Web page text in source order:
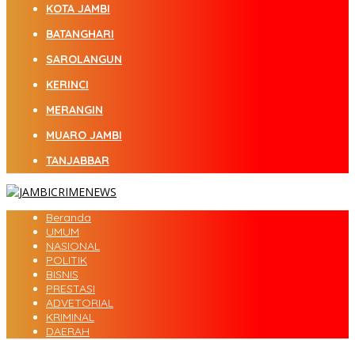
KOTA JAMBI
BATANGHARI
SAROLANGUN
KERINCI
MERANGIN
MUARO JAMBI
TANJABBAR
Beranda
UMUM
NASIONAL
POLITIK
BISNIS
PRESTASI
ADVETORIAL
KRIMINAL
DAERAH